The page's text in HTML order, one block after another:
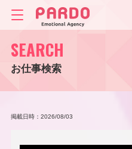
SEARCH
お仕事検索
掲載日時：2026/08/03